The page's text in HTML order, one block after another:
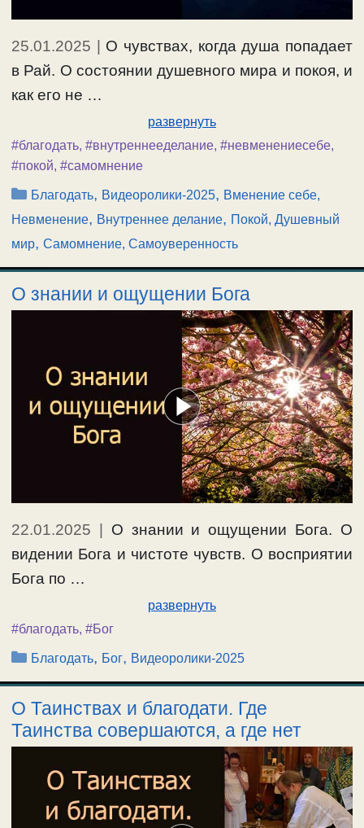
25.01.2025
О чувствах, когда душа попадает
в Рай. О состоянии душевного мира и покоя, и
как его не …
развернуть
#благодать, #внутреннееделание, #невменениесебе,
#покой, #самомнение
Рубрики
Благодать, Видеоролики-2025, Вменение себе,
Невменение, Внутреннее делание, Покой, Душевный
мир, Самомнение, Самоуверенность
О знании и ощущении Бога
22.01.2025
О знании и ощущении Бога. О
видении Бога и чистоте чувств. О восприятии
Бога по …
развернуть
#благодать, #Бог
Рубрики
Благодать, Бог, Видеоролики-2025
О Таинствах и благодати. Где
Таинства совершаются, а где нет